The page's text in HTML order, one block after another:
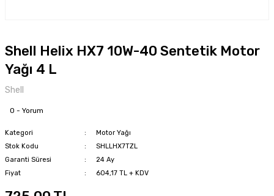
Shell Helix HX7 10W-40 Sentetik Motor
Yağı 4 L
Shell
0 - Yorum
Kategori
Motor Yağı
Stok Kodu
SHLLHX7TZL
Garanti Süresi
24 Ay
Fiyat
604,17 TL + KDV